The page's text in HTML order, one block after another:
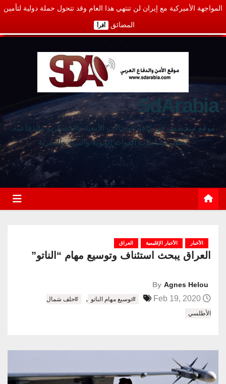
المواجهة الأميركية مع إيران لن تنتهي هذا العام وقد تتحول حملة دولية لتأمين
المضائق أقرأ
SdArabia
موقع متخصص في كافة المجالات الأمنية والعسكرية والدفاعية،
يغطي نشاطات القوات الجوية والبرية والبحرية
الأخبار الأخبار الإقليمية العراق
العراق يبحث استئناف وتوسيع مهام “الناتو”
By Agnes Helou
#توسيع مهام الناتو ,
#حلف شمال
الأطلسي